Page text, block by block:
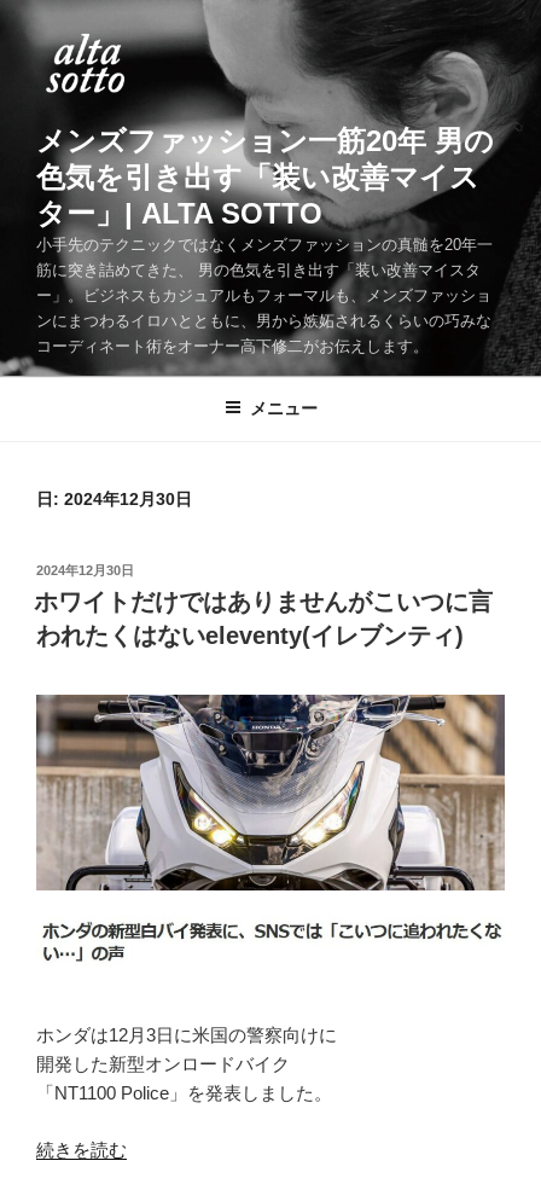
メンズファッション一筋20年 男の
色気を引き出す「装い改善マイス
ター」| ALTA SOTTO
小手先のテクニックではなくメンズファッションの真髄を20年一
筋に突き詰めてきた、 男の色気を引き出す「装い改善マイスタ
ー」。ビジネスもカジュアルもフォーマルも、メンズファッショ
ンにまつわるイロハとともに、男から嫉妬されるくらいの巧みな
コーディネート術をオーナー高下修二がお伝えします。
メニュー
日: 2024年12月30日
投
稿
日:
2024年12月30日
ホワイトだけではありませんがこいつに言
われたくはないeleventy(イレブンティ)
ホンダは12月3日に米国の警察向けに
開発した新型オンロードバイク
「NT1100 Police」を発表しました。
“ホ
続きを読む